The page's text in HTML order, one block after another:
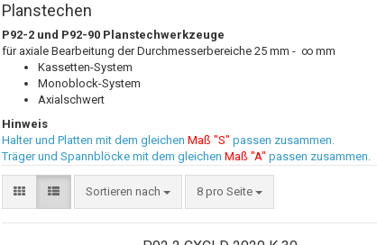
Planstechen
P92-2 und P92-90 Planstechwerkzeuge
für axiale Bearbeitung der Durchmesserbereiche 25 mm - ∞ mm
Kassetten-System
Monoblock-System
Axialschwert
Hinweis
Halter und Platten mit dem gleichen Maß "S" passen zusammen.
Träger und Spannblöcke mit dem gleichen Maß "A" passen zusammen.
Sortieren nach 8 pro Seite